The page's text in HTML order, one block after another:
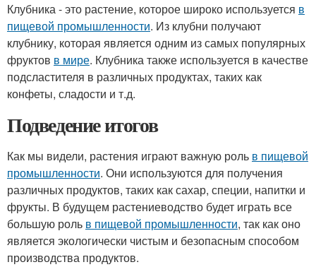
Клубника - это растение, которое широко используется в
пищевой промышленности. Из клубни получают
клубнику, которая является одним из самых популярных
фруктов в мире. Клубника также используется в качестве
подсластителя в различных продуктах, таких как
конфеты, сладости и т.д.
Подведение итогов
Как мы видели, растения играют важную роль в пищевой
промышленности. Они используются для получения
различных продуктов, таких как сахар, специи, напитки и
фрукты. В будущем растениеводство будет играть все
большую роль в пищевой промышленности, так как оно
является экологически чистым и безопасным способом
производства продуктов.